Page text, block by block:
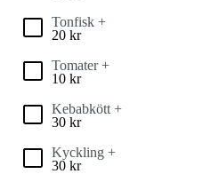
Tonfisk +
20 kr
Tomater +
10 kr
Kebabkött +
30 kr
Kyckling +
30 kr